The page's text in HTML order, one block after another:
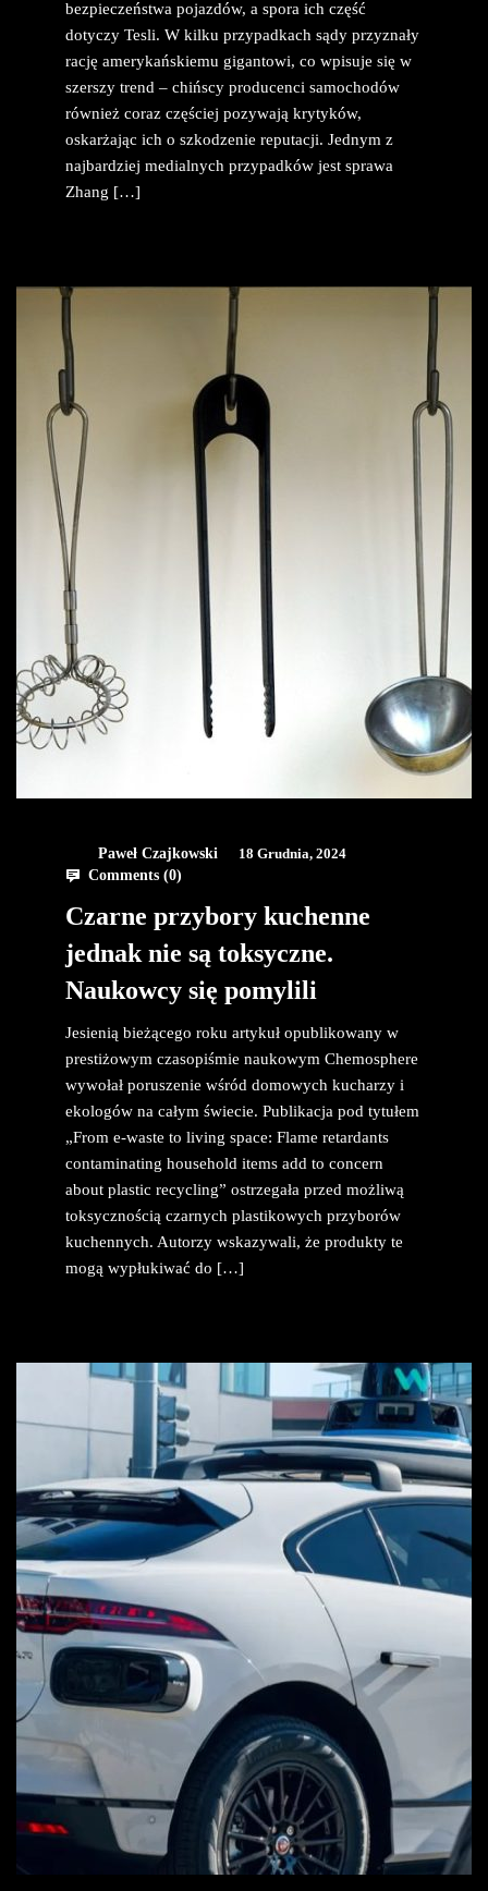
bezpieczeństwa pojazdów, a spora ich część
dotyczy Tesli. W kilku przypadkach sądy przyznały
rację amerykańskiemu gigantowi, co wpisuje się w
szerszy trend – chińscy producenci samochodów
również coraz częściej pozywają krytyków,
oskarżając ich o szkodzenie reputacji. Jednym z
najbardziej medialnych przypadków jest sprawa
Zhang […]
Paweł Czajkowski
18 Grudnia, 2024
Comments (0)
Czarne przybory kuchenne
jednak nie są toksyczne.
Naukowcy się pomylili
Jesienią bieżącego roku artykuł opublikowany w
prestiżowym czasopiśmie naukowym Chemosphere
wywołał poruszenie wśród domowych kucharzy i
ekologów na całym świecie. Publikacja pod tytułem
„From e-waste to living space: Flame retardants
contaminating household items add to concern
about plastic recycling” ostrzegała przed możliwą
toksycznością czarnych plastikowych przyborów
kuchennych. Autorzy wskazywali, że produkty te
mogą wypłukiwać do […]